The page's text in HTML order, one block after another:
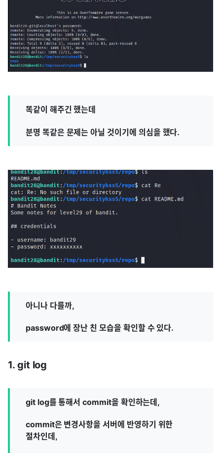
똑같이 해주긴 했는데
분명 똑같은 문제는 아닐 것이기에 의심을 했다.
아니나 다를까,
password에 장난 친 모습을 확인할 수 있다.
1. git log
git log를 통해서 commit을 확인하는데,
commit은 변경사항을 서버에 반영하기 위한
절차인데,